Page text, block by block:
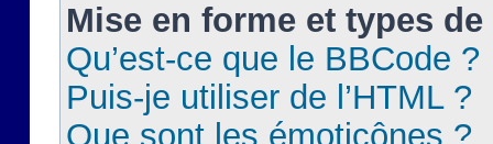
Mise en forme et types
Qu’est-ce que le BBCode ?
Puis-je utiliser de l’HTML ?
Que sont les émoticônes ?